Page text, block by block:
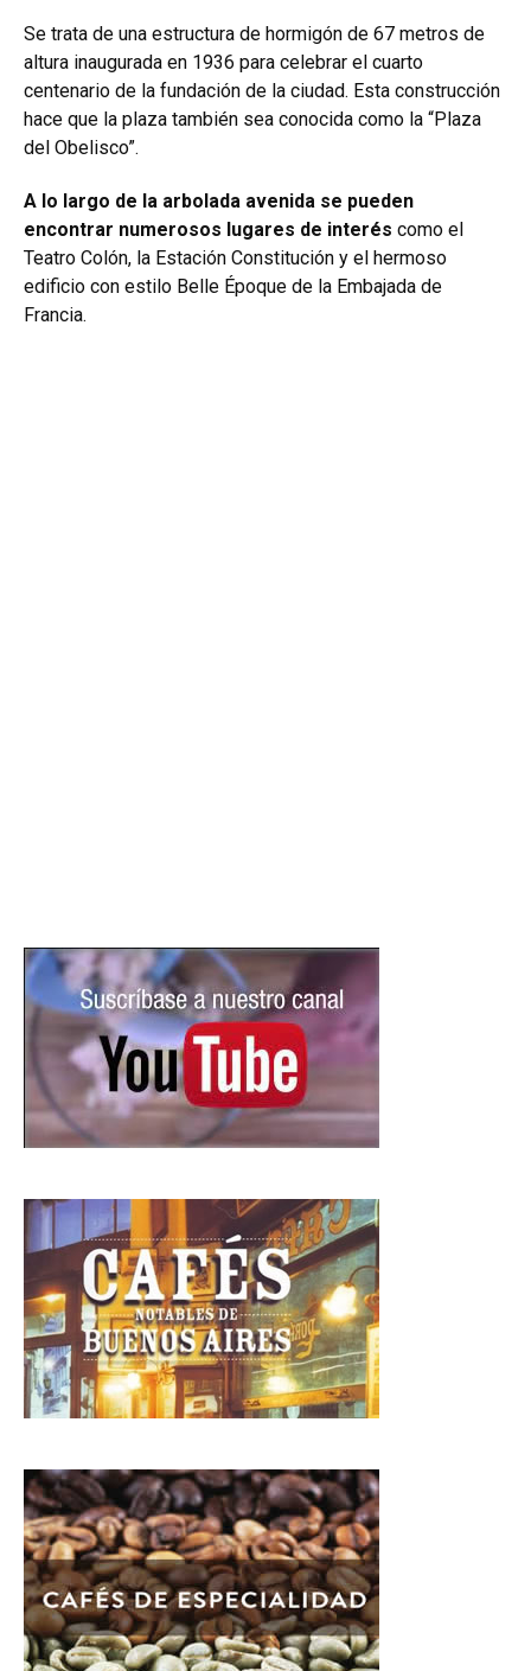
Se trata de una estructura de hormigón de 67 metros de
altura inaugurada en 1936 para celebrar el cuarto
centenario de la fundación de la ciudad. Esta construcción
hace que la plaza también sea conocida como la “Plaza
del Obelisco”.
A lo largo de la arbolada avenida se pueden
encontrar numerosos lugares de interés como el
Teatro Colón, la Estación Constitución y el hermoso
edificio con estilo Belle Époque de la Embajada de
Francia.